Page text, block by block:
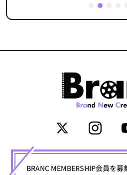
2
BRANC MEMBERSHIP会員を